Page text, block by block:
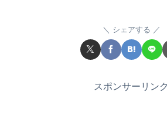
シェアする
スポンサーリンク